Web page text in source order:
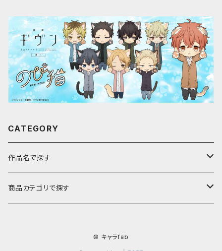
CATEGORY
作品名で探す
ア行
商品カテゴリで探す
© キャラfab